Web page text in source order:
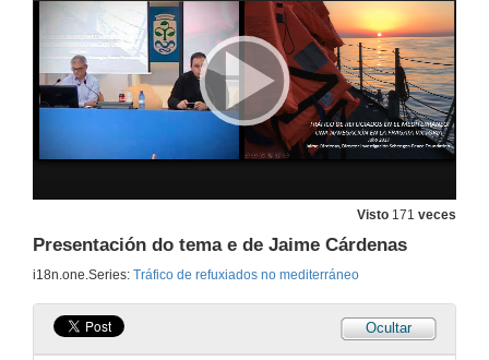
Visto 171 veces
Presentación do tema e de Jaime Cárdenas
i18n.one.Series: Tráfico de refuxiados no mediterráneo
Ocultar